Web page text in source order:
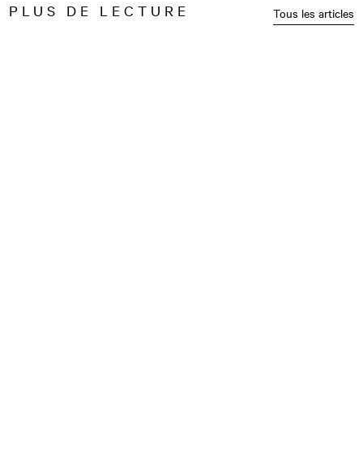
PLUS DE LECTURE Tous les articles